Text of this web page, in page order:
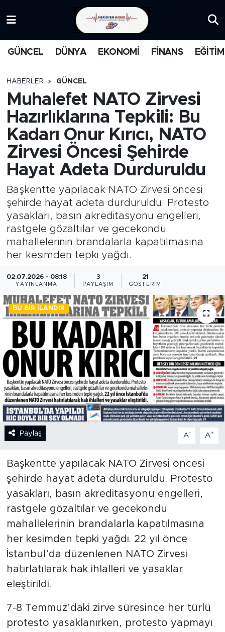
GÜNCEL DÜNYA EKONOMİ FİNANS EĞİTİM
HABERLER GÜNCEL
Muhalefet NATO Zirvesi
Hazırlıklarına Tepkili: Bu
Kadarı Onur Kırıcı, NATO
Zirvesi Öncesi Şehirde
Hayat Adeta Durduruldu
Başkentte yapılacak NATO Zirvesi öncesi
şehirde hayat adeta durduruldu. Protesto
yasakları, basın akreditasyonu engelleri,
rastgele gözaltılar ve gecekondu
mahallelerinin brandalarla kapatılmasına
her kesimden tepki yağdı.
02.07.2026 - 08:18
YAYINLANMA
3
PAYLAŞIM
21
GÖSTERIM
BU BIR İLANDIR
Paylaş A- A+
Başkentte yapılacak NATO Zirvesi öncesi
şehirde hayat adeta durduruldu. Protesto
yasakları, basın akreditasyonu engelleri,
rastgele gözaltılar ve gecekondu
mahallelerinin brandalarla kapatılmasına
her kesimden tepki yağdı. 22 yıl önce
İstanbul’da düzenlenen NATO Zirvesi
hatırlatılarak hak ihlalleri ve yasaklar
eleştirildi.
7-8 Temmuz’daki zirve süresince her türlü
protesto yasaklanırken, protesto yapmayı
MEDYA
FİNANS
DÜNYA
GÜNCEL
KARİKATÜR
BİLİM-TEKNOLOJİ
ANALİZ
NOSTALJİ
KULİS
YAZARLAR
DİNİ
POLİTİKA
SPOR
KÜLTÜR SANAT
YAŞAM
TARİHTEN GÜNÜMÜZE
SAĞLIK
Trafik Durumu
Süper Lig Puan Durumu ve Fikstür
Tüm Manşetler
Son Dakika Haberleri
Haber Arşivi